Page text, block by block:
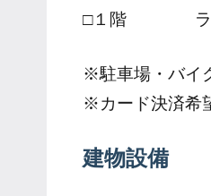
□１階 ラ
※駐車場・バイ
※カード決済希
建物設備